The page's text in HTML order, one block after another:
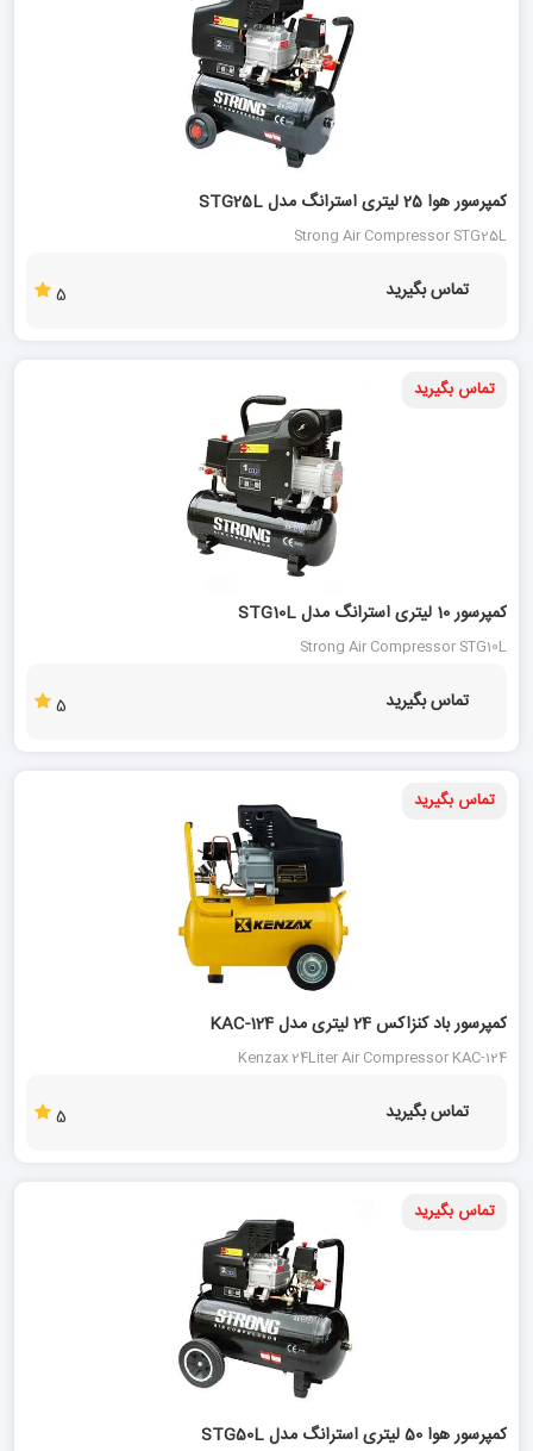
کمپرسور هوا 25 لیتری استرانگ مدل STG25L
Strong Air Compressor STG25L
تماس بگیرید 5
تماس بگیرید
کمپرسور 10 لیتری استرانگ مدل STG10L
Strong Air Compressor STG10L
تماس بگیرید 5
تماس بگیرید
کمپرسور باد کنزاکس 24 لیتری مدل KAC-124
Kenzax 24Liter Air Compressor KAC-124
تماس بگیرید 5
تماس بگیرید
کمپرسور هوا 50 لیتری استرانگ مدل STG50L